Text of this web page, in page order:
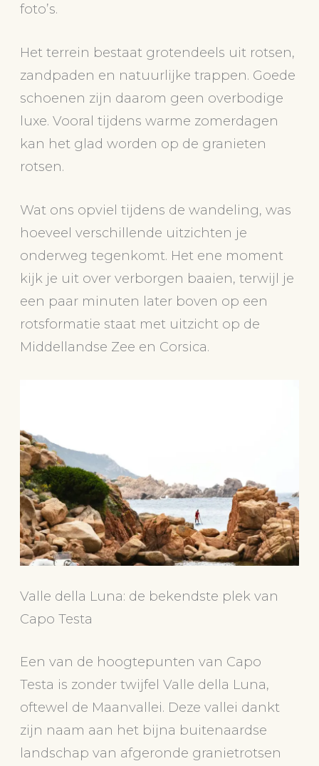
foto’s.
Het terrein bestaat grotendeels uit rotsen,
zandpaden en natuurlijke trappen. Goede
schoenen zijn daarom geen overbodige
luxe. Vooral tijdens warme zomerdagen
kan het glad worden op de granieten
rotsen.
Wat ons opviel tijdens de wandeling, was
hoeveel verschillende uitzichten je
onderweg tegenkomt. Het ene moment
kijk je uit over verborgen baaien, terwijl je
een paar minuten later boven op een
rotsformatie staat met uitzicht op de
Middellandse Zee en Corsica.
Valle della Luna: de bekendste plek van
Capo Testa
Een van de hoogtepunten van Capo
Testa is zonder twijfel Valle della Luna,
oftewel de Maanvallei. Deze vallei dankt
zijn naam aan het bijna buitenaardse
landschap van afgeronde granietrotsen